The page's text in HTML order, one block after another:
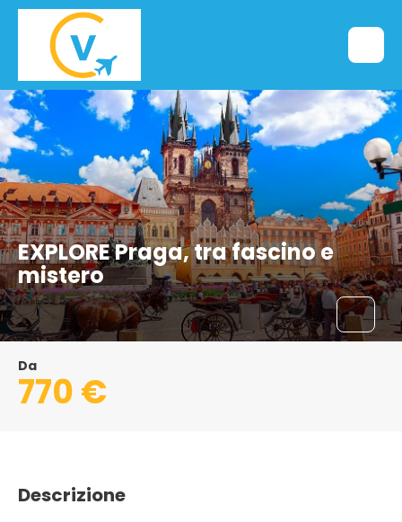
EXPLORE Praga, tra fascino e
mistero
Da
770 €
Descrizione